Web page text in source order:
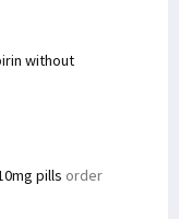
without
pills order